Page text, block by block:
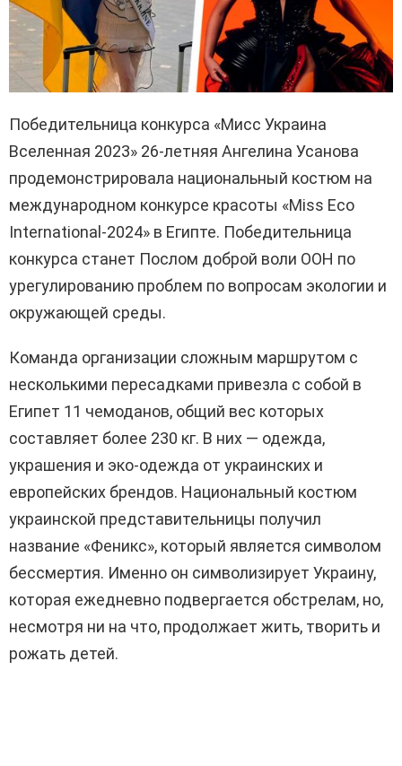
Победительница конкурса «Мисс Украина
Вселенная 2023» 26-летняя Ангелина Усанова
продемонстрировала национальный костюм на
международном конкурсе красоты «Miss Eco
International-2024» в Египте. Победительница
конкурса станет Послом доброй воли ООН по
урегулированию проблем по вопросам экологии и
окружающей среды.
Команда организации сложным маршрутом с
несколькими пересадками привезла с собой в
Египет 11 чемоданов, общий вес которых
составляет более 230 кг. В них — одежда,
украшения и эко-одежда от украинских и
европейских брендов. Национальный костюм
украинской представительницы получил
название «Феникс», который является символом
бессмертия. Именно он символизирует Украину,
которая ежедневно подвергается обстрелам, но,
несмотря ни на что, продолжает жить, творить и
рожать детей.